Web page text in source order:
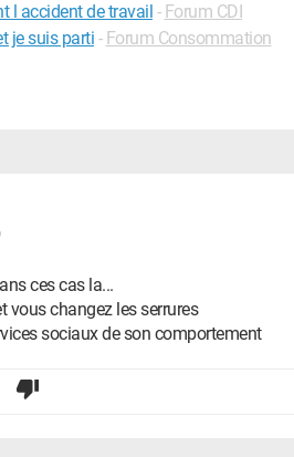
l accident de travail - Forum CDI
je suis parti - Forum Consommation
ces cas la...
vous changez les serrures
sociaux de son comportement